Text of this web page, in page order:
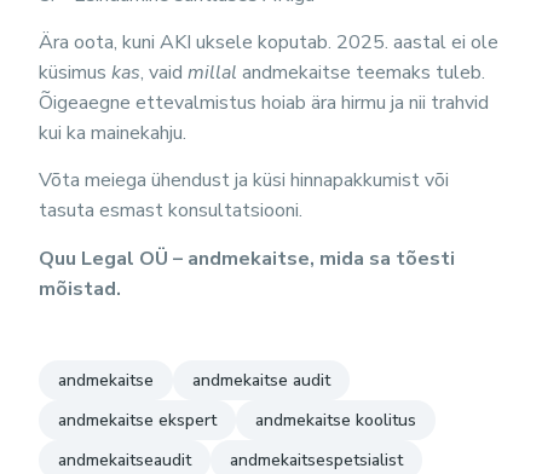
Ära oota, kuni AKI uksele koputab. 2025. aastal ei ole
küsimus kas, vaid millal andmekaitse teemaks tuleb.
Õigeaegne ettevalmistus hoiab ära hirmu ja nii trahvid
kui ka mainekahju.
Võta meiega ühendust ja küsi hinnapakkumist või
tasuta esmast konsultatsiooni.
Quu Legal OÜ – andmekaitse, mida sa tõesti
mõistad.
andmekaitse
andmekaitse audit
andmekaitse ekspert
andmekaitse koolitus
andmekaitseaudit
andmekaitsespetsialist